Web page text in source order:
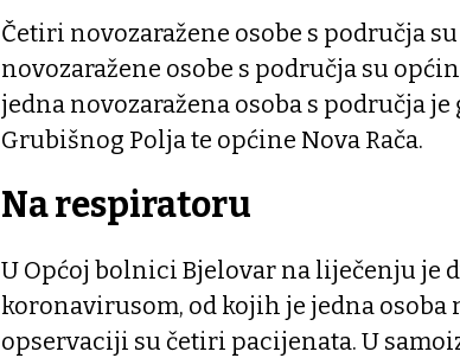
Četiri novozaražene osobe s područja
novozaražene osobe s područja su
jedna novozaražena osoba s područja je
Grubišnog Polja te općine Nova Rača.
Na respiratoru
U Općoj bolnici Bjelovar na liječenju je
koronavirusom, od kojih je jedna osoba
opservaciji su četiri pacijenata. U